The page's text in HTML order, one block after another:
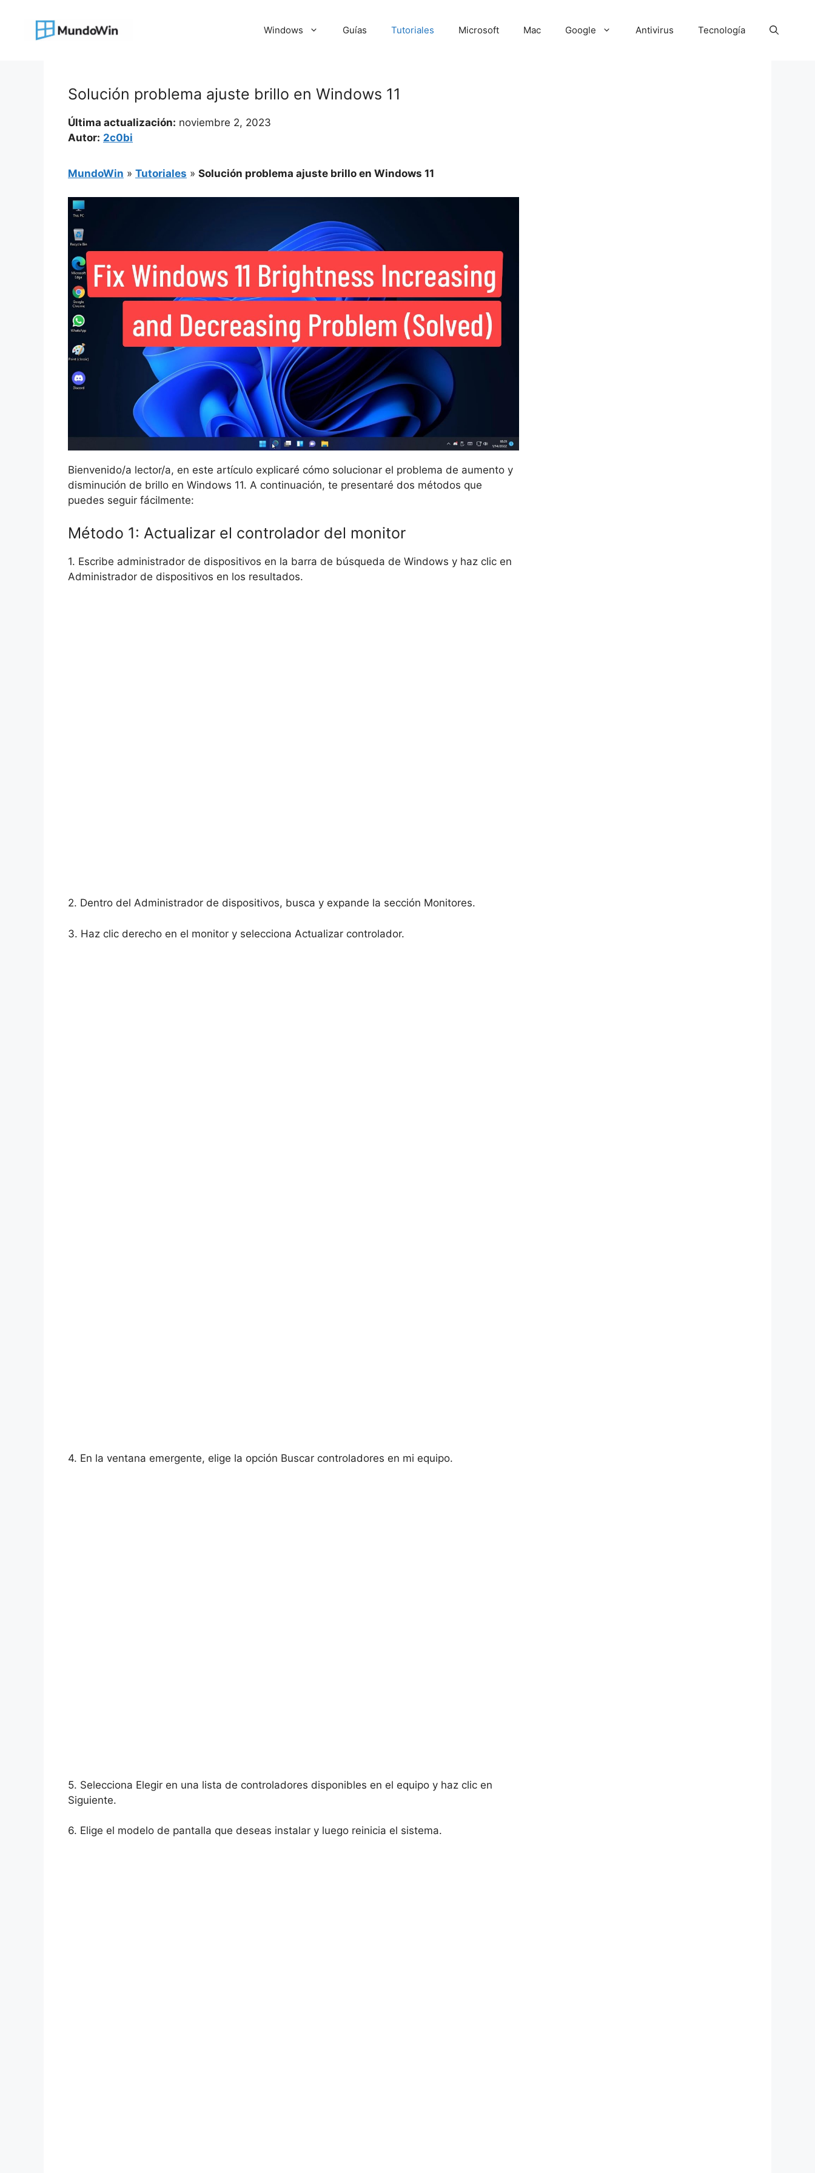
contenido
Windows Guías Tutoriales Microsoft Mac Google Antivirus Tecnología
Solución problema ajuste brillo en Windows 11
Última actualización: noviembre 2, 2023
Autor: 2c0bi
MundoWin » Tutoriales » Solución problema ajuste brillo en Windows 11
Bienvenido/a lector/a, en este artículo explicaré cómo solucionar el problema de aumento y
disminución de brillo en Windows 11. A continuación, te presentaré dos métodos que
puedes seguir fácilmente:
Método 1: Actualizar el controlador del monitor
1. Escribe administrador de dispositivos en la barra de búsqueda de Windows y haz clic en
Administrador de dispositivos en los resultados.
2. Dentro del Administrador de dispositivos, busca y expande la sección Monitores.
3. Haz clic derecho en el monitor y selecciona Actualizar controlador.
4. En la ventana emergente, elige la opción Buscar controladores en mi equipo.
5. Selecciona Elegir en una lista de controladores disponibles en el equipo y haz clic en
Siguiente.
6. Elige el modelo de pantalla que deseas instalar y luego reinicia el sistema.